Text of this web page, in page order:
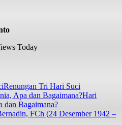
Today
Renungan Tri Hari Suci
Hari
dan Bagaimana?